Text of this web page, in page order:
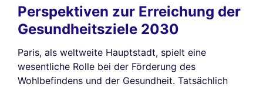
Perspektiven zur Erreichung der
Gesundheitsziele 2030
Paris, als weltweite Hauptstadt, spielt eine
wesentliche Rolle bei der Förderung des
Wohlbefindens und der Gesundheit. Tatsächlich